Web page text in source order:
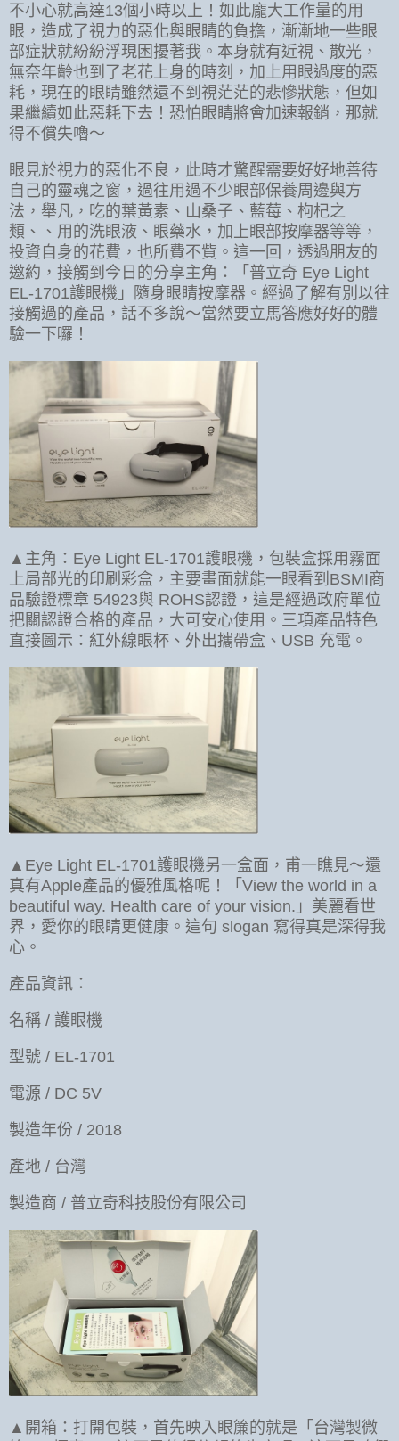
不小心就高達13個小時以上！如此龐大工作量的用
眼，造成了視力的惡化與眼睛的負擔，漸漸地一些眼
部症狀就紛紛浮現困擾著我。本身就有近視、散光，
無奈年齡也到了老花上身的時刻，加上用眼過度的惡
耗，現在的眼睛雖然還不到視茫茫的悲慘狀態，但如
果繼續如此惡耗下去！恐怕眼睛將會加速報銷，那就
得不償失嚕～
眼見於視力的惡化不良，此時才驚醒需要好好地善待
自己的靈魂之窗，過往用過不少眼部保養周邊與方
法，舉凡，吃的葉黃素、山桑子、藍莓、枸杞之
類、、用的洗眼液、眼藥水，加上眼部按摩器等等，
投資自身的花費，也所費不貲。這一回，透過朋友的
邀約，接觸到今日的分享主角：「普立奇 Eye Light
EL-1701護眼機」隨身眼睛按摩器。經過了解有別以往
接觸過的產品，話不多說～當然要立馬答應好好的體
驗一下囉！
▲主角：Eye Light EL-1701護眼機，包裝盒採用霧面
上局部光的印刷彩盒，主要畫面就能一眼看到BSMI商
品驗證標章 54923與 ROHS認證，這是經過政府單位
把關認證合格的產品，大可安心使用。三項產品特色
直接圖示：紅外線眼杯、外出攜帶盒、USB 充電。
▲Eye Light EL-1701護眼機另一盒面，甫一瞧見～還
真有Apple產品的優雅風格呢！「View the world in a
beautiful way. Health care of your vision.」美麗看世
界，愛你的眼睛更健康。這句 slogan 寫得真是深得我
心。
產品資訊：
名稱 / 護眼機
型號 / EL-1701
電源 / DC 5V
製造年份 / 2018
產地 / 台灣
製造商 / 普立奇科技股份有限公司
▲開箱：打開包裝，首先映入眼簾的就是「台灣製微